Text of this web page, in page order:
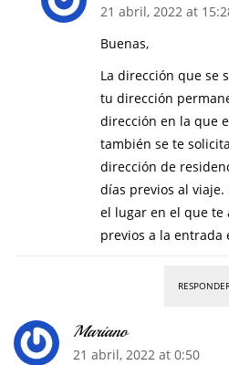
21 abril, 2022 at
Buenas,
La dirección que se
tu dirección
dirección en la que
también se te
dirección de
días previos al
el lugar en el que te
previos a la entrada
Mariano
21 abril, 2022 at 0:50